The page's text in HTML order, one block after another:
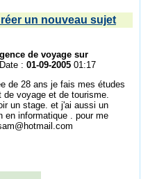
un nouveau sujet
de voyage sur
: 01-09-2005 01:17
de 28 ans je fais mes études
voyage et de tourisme.
un stage. et j'ai aussi un
en informatique . pour me